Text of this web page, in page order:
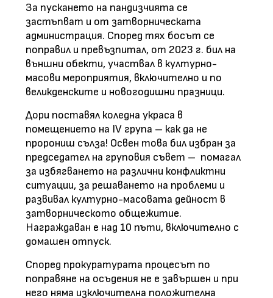
За пускането на пандизчията се
застъпват и от затворническата
администрация. Според тях босът се
поправил и превъзпитал, от 2023 г. бил на
външни обекти, участвал в културно-
масови мероприятия, включително и по
великденските и новогодишни празници.
Дори поставял коледна украса в
помещението на IV група – как да не
пророниш сълза! Освен това бил избран за
председател на груповия съвет – помагал
за избягването на различни конфликтни
ситуации, за решаването на проблеми и
развивал културно-масовата дейност в
затворническото общежитие.
Награждаван е над 10 пъти, включително с
домашен отпуск.
Според прокуратурата процесът по
поправяне на осъдения не е завършен и при
него няма изключителна положителна